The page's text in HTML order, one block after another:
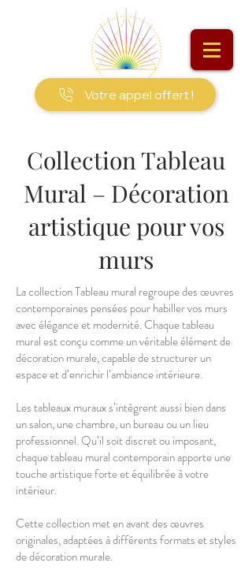
Votre appel offert !
Collection Tableau
Mural – Décoration
artistique pour vos
murs
La collection Tableau mural regroupe des œuvres
contemporaines pensées pour habiller vos murs
avec élégance et modernité. Chaque tableau
mural est conçu comme un véritable élément de
décoration murale, capable de structurer un
espace et d’enrichir l’ambiance intérieure.
Les tableaux muraux s’intègrent aussi bien dans
un salon, une chambre, un bureau ou un lieu
professionnel. Qu’il soit discret ou imposant,
chaque tableau mural contemporain apporte une
touche artistique forte et équilibrée à votre
intérieur.
Cette collection met en avant des œuvres
originales, adaptées à différents formats et styles
de décoration murale.